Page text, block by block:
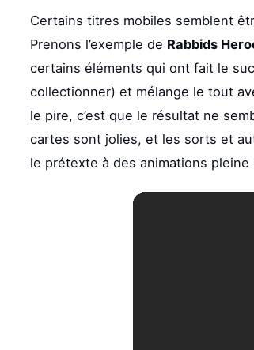
Certains titres mobiles semblent
Prenons l’exemple de Rabbids
certains éléments qui ont fait le
collectionner) et mélange le tout
le pire, c’est que le résultat ne
cartes sont jolies, et les sorts et
le prétexte à des animations pleine